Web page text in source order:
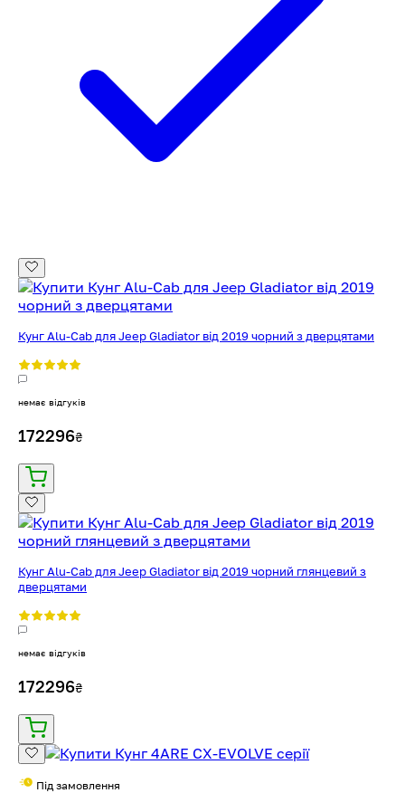
Кунг Alu-Cab для Jeep Gladiator від 2019 чорний з дверцятами
немає відгуків
172296₴
Кунг Alu-Cab для Jeep Gladiator від 2019 чорний глянцевий з
дверцятами
немає відгуків
172296₴
Під замовлення